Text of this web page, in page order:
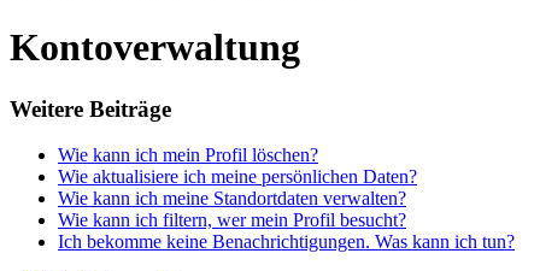
Kontoverwaltung
Weitere Beiträge
Wie kann ich mein Profil löschen?
Wie aktualisiere ich meine persönlichen Daten?
Wie kann ich meine Standortdaten verwalten?
Wie kann ich filtern, wer mein Profil besucht?
Ich bekomme keine Benachrichtigungen. Was kann ich tun?